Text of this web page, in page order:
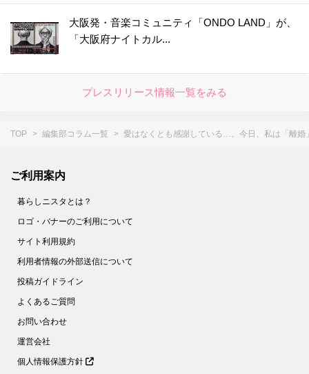
49. 今日も「NO」が言えなかった。流されるままに生きる"社畜"な私に降りかかった災難。それは…【まおーえる！#1】
50. 今日も「NO」が言えなかった。流されるままに生きる"社畜"な私に降りかかった災難。それは…【まおーえる！#1】
大阪発・音楽コミュニティ「ONDO LAND」が、
「大阪府ナイトカル...
プレスリリース情報一覧をみる
TOP 編集部コラム一覧 愛はなくとも感謝している…。今日、私は「離
ご利用案内
暮らしニスタとは？
ロゴ・バナーのご利用について
サイト利用規約
利用者情報の外部送信について
投稿ガイドライン
よくあるご質問
お問い合わせ
運営会社
個人情報保護方針